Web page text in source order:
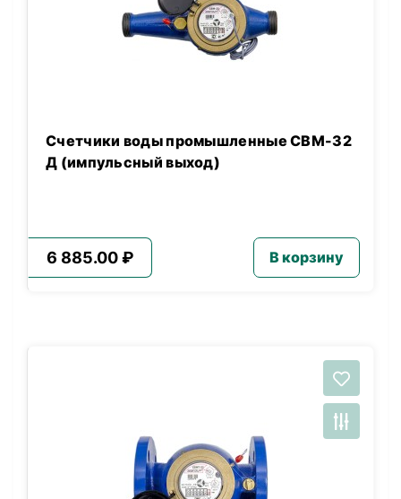
Счетчики воды промышленные СВМ-32
Д (импульсный выход)
6 885.00 ₽ В корзину